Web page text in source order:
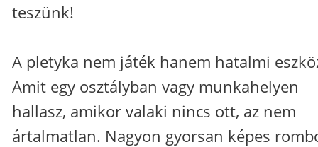
teszünk!
A pletyka nem játék hanem hatalmi
Amit egy osztályban vagy munkahelyen
hallasz, amikor valaki nincs ott, az nem
ártalmatlan. Nagyon gyorsan képes